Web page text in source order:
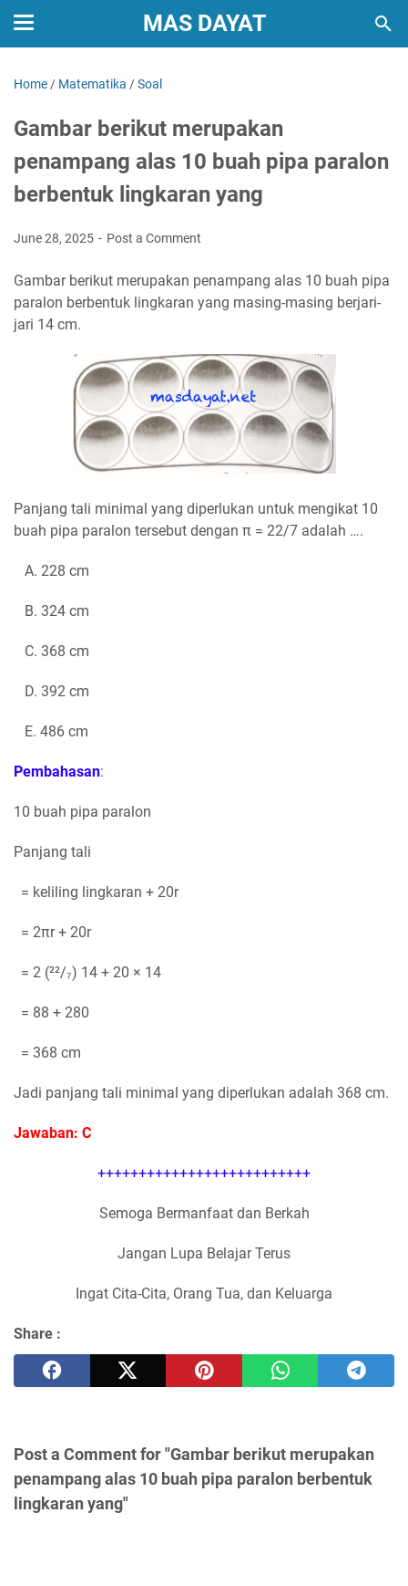
MAS DAYAT
Home / Matematika /Soal
Gambar berikut merupakan
penampang alas 10 buah pipa paralon
berbentuk lingkaran yang
June 28, 2025 Post a Comment
Gambar berikut merupakan penampang alas 10 buah pipa
paralon berbentuk lingkaran yang masing-masing berjari-
jari 14 cm.
Panjang tali minimal yang diperlukan untuk mengikat 10
buah pipa paralon tersebut dengan π = 22/7 adalah ….
A. 228 cm
B. 324 cm
C. 368 cm
D. 392 cm
E. 486 cm
Pembahasan:
10 buah pipa paralon
Panjang tali
= keliling lingkaran + 20r
= 2πr + 20r
= 2 (²²/₇) 14 + 20 × 14
= 88 + 280
= 368 cm
Jadi panjang tali minimal yang diperlukan adalah 368 cm.
Jawaban: C
++++++++++++++++++++++++++
Semoga Bermanfaat dan Berkah
Jangan Lupa Belajar Terus
Ingat Cita-Cita, Orang Tua, dan Keluarga
Share :
Post a Comment for "Gambar berikut merupakan
penampang alas 10 buah pipa paralon berbentuk
lingkaran yang"